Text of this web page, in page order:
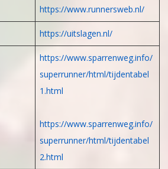
https://www.runnersweb.nl/
https://uitslagen.nl/
https://www.sparrenweg.info/
superrunner/html/tijdentabel
1.html
https://www.sparrenweg.info/
superrunner/html/tijdentabel
2.html